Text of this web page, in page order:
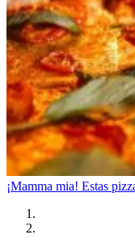
¡Mamma mia! Estas